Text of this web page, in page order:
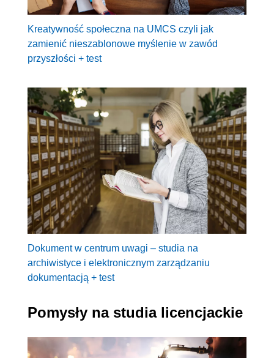
Kreatywność społeczna na UMCS czyli jak
zamienić nieszablonowe myślenie w zawód
przyszłości + test
Dokument w centrum uwagi – studia na
archiwistyce i elektronicznym zarządzaniu
dokumentacją + test
Pomysły na studia licencjackie